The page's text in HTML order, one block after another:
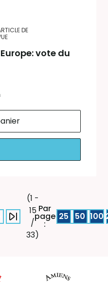
DE
vote du
(1 -
15
/
33)
Par
page
:
25 50 100